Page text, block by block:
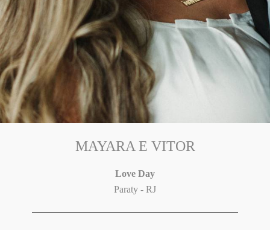
MAYARA E VITOR
Love Day
Paraty - RJ